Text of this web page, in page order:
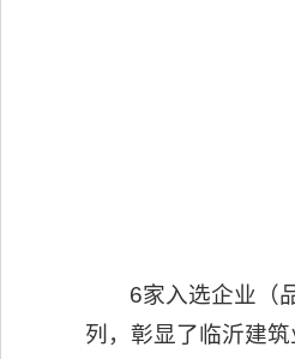
6家入选企业（
列，彰显了临沂建